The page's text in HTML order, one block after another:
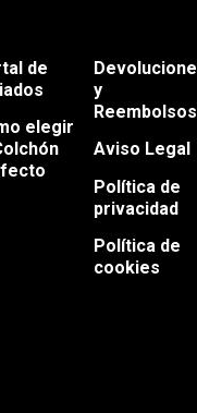
de
elegir
y
Reembolsos
Aviso Legal
Política de
privacidad
Política de
cookies